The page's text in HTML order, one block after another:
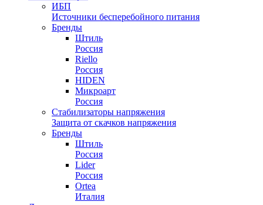
ИБП
Источники бесперебойного питания
Бренды
Штиль
Россия
Riello
Россия
HIDEN
Микроарт
Россия
Стабилизаторы напряжения
Защита от скачков напряжения
Бренды
Штиль
Россия
Lider
Россия
Ortea
Италия